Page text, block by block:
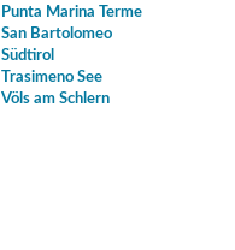
Punta Marina Terme
San Bartolomeo
Südtirol
Trasimeno See
Völs am Schlern